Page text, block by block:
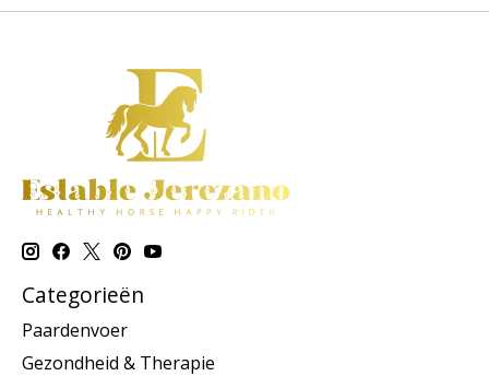
Categorieën
Paardenvoer
Gezondheid & Therapie